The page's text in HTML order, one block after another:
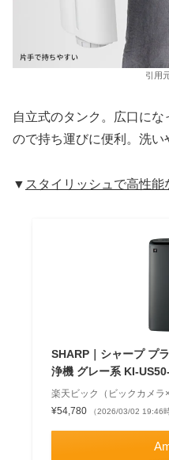
引用
自立式のタンク。広口にな
ので持ち運びに便利。洗い
▼ スタイリッシュで高性能
SHARP｜シャープ プ
浄機 グレー系 KI-
楽天ビック（ビックカメラ×
¥54,780
（2026/03/02 19:46